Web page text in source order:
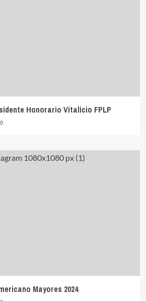
Honorario Vitalicio FPLP
0
Mayores 2024